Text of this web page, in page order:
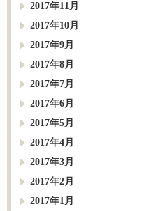
2017年11月
2017年10月
2017年9月
2017年8月
2017年7月
2017年6月
2017年5月
2017年4月
2017年3月
2017年2月
2017年1月